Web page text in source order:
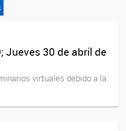
Jueves 30 de abril de
virtuales debido a la